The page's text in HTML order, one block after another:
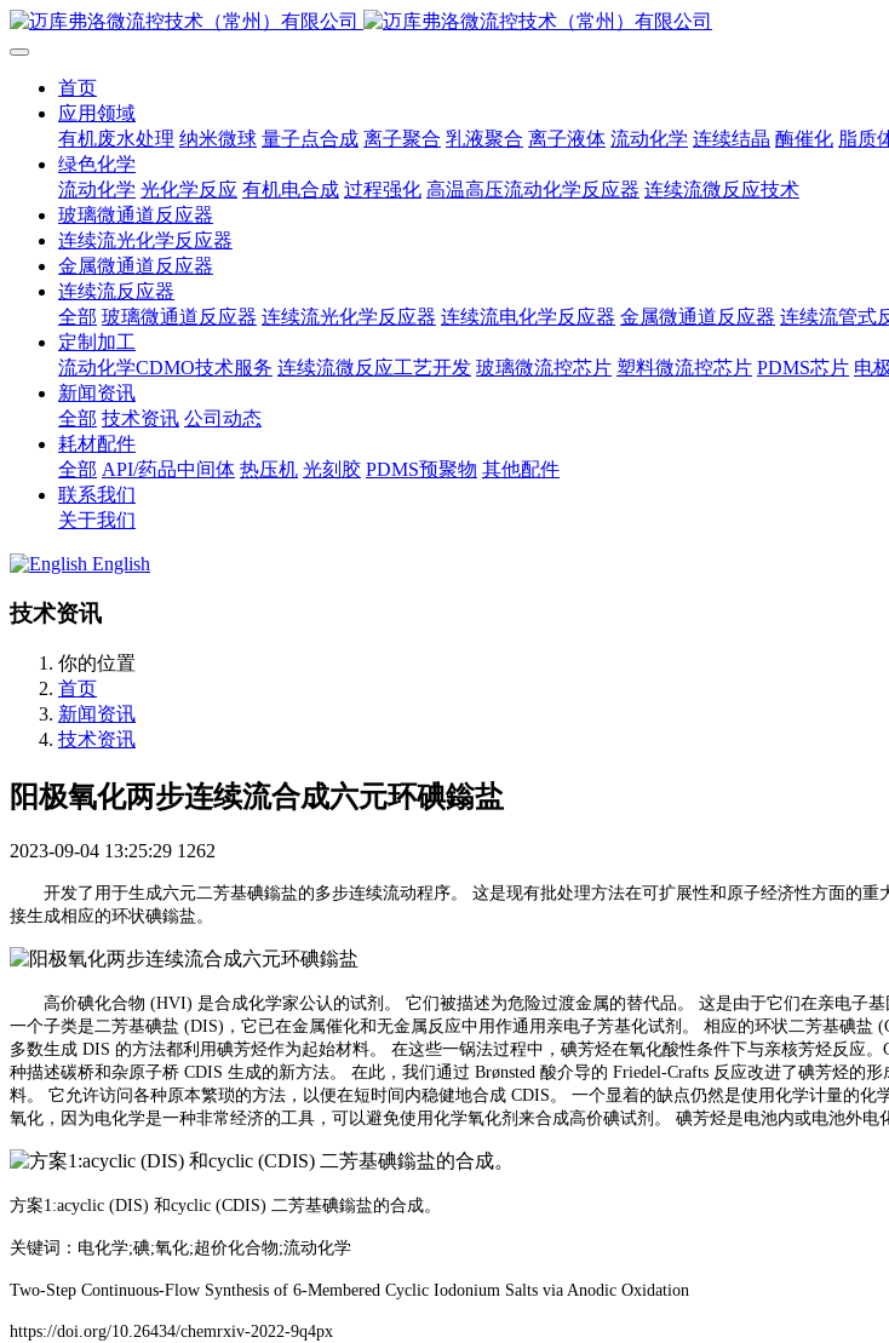
首页
应用领域
有机废水处理 纳米微球 量子点合成 离子聚合 乳液聚合 离子液体 流动化学 连续结晶 酶催化 脂质
绿色化学
流动化学 光化学反应 有机电合成 过程强化 高温高压流动化学反应器 连续流微反应技术
玻璃微通道反应器
连续流光化学反应器
金属微通道反应器
连续流反应器
全部 玻璃微通道反应器 连续流光化学反应器 连续流电化学反应器 金属微通道反应器 连续流管式
定制加工
流动化学CDMO技术服务 连续流微反应工艺开发 玻璃微流控芯片 塑料微流控芯片 PDMS芯片 电
新闻资讯
全部 技术资讯 公司动态
耗材配件
全部 API/药品中间体 热压机 光刻胶 PDMS预聚物 其他配件
联系我们
关于我们
English
技术资讯
你的位置
首页
新闻资讯
技术资讯
阳极氧化两步连续流合成六元环碘鎓盐
2023-09-04 13:25:29 1262
开发了用于生成六元二芳基碘鎓盐的多步连续流动程序。 这是现有批处理方法在可扩展性和原子经济性方面的重
接生成相应的环状碘鎓盐。
高价碘化合物 (HVI) 是合成化学家公认的试剂。 它们被描述为危险过渡金属的替代品。 这是由于它们在亲电子
一个子类是二芳基碘盐 (DIS)，它已在金属催化和无金属反应中用作通用亲电子芳基化试剂。 相应的环状二芳基碘
多数生成 DIS 的方法都利用碘芳烃作为起始材料。 在这些一锅法过程中，碘芳烃在氧化酸性条件下与亲核芳烃反应
种描述碳桥和杂原子桥 CDIS 生成的新方法。 在此，我们通过 Brønsted 酸介导的 Friedel-Crafts 反应改进了碘芳烃
料。 它允许访问各种原本繁琐的方法，以便在短时间内稳健地合成 CDIS。 一个显着的缺点仍然是使用化学计量的
氧化，因为电化学是一种非常经济的工具，可以避免使用化学氧化剂来合成高价碘试剂。 碘芳烃是电池内或电池外电
方案1:acyclic (DIS) 和cyclic (CDIS) 二芳基碘鎓盐的合成。
关键词：电化学;碘;氧化;超价化合物;流动化学
Two-Step Continuous-Flow Synthesis of 6-Membered Cyclic Iodonium Salts via Anodic Oxidation
https://doi.org/10.26434/chemrxiv-2022-9q4px